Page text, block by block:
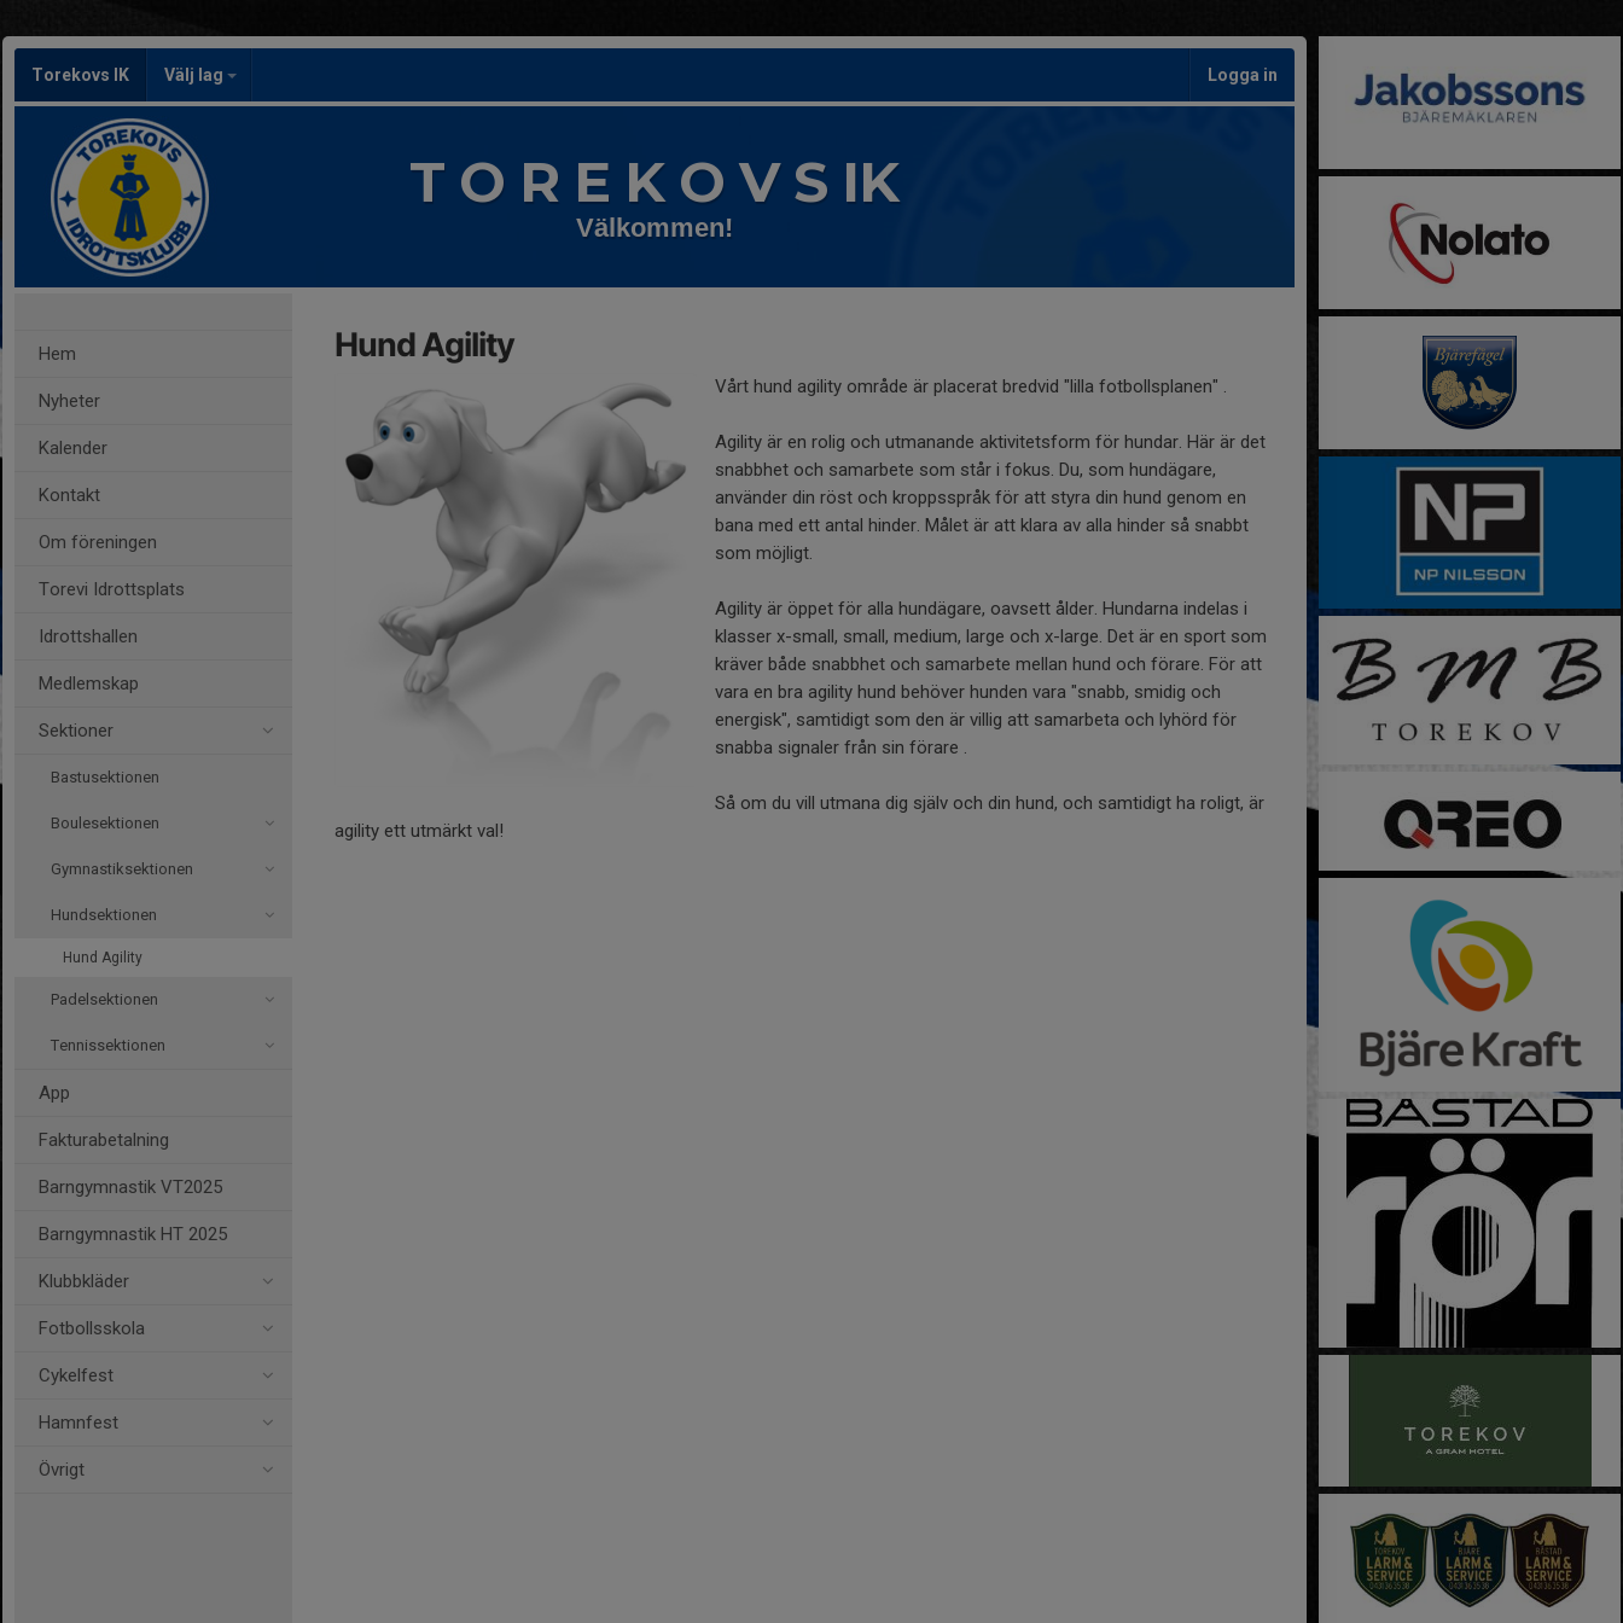
Torekovs IK Välj lag Logga in
T O R E K O V S IK
Välkommen!
Hem
Nyheter
Kalender
Kontakt
Om föreningen
Torevi Idrottsplats
Idrottshallen
Medlemskap
Sektioner
Bastusektionen
Boulesektionen
Gymnastiksektionen
Hundsektionen
Hund Agility
Padelsektionen
Tennissektionen
App
Fakturabetalning
Barngymnastik VT2025
Barngymnastik HT 2025
Klubbkläder
Fotbollsskola
Cykelfest
Hamnfest
Övrigt
Hund Agility
Vårt hund agility område är placerat bredvid "lilla fotbollsplanen" .
Agility är en rolig och utmanande aktivitetsform för hundar. Här är det
snabbhet och samarbete som står i fokus. Du, som hundägare,
använder din röst och kroppsspråk för att styra din hund genom en
bana med ett antal hinder. Målet är att klara av alla hinder så snabbt
som möjligt.
Agility är öppet för alla hundägare, oavsett ålder. Hundarna indelas i
klasser x-small, small, medium, large och x-large. Det är en sport som
kräver både snabbhet och samarbete mellan hund och förare. För att
vara en bra agility hund behöver hunden vara "snabb, smidig och
energisk", samtidigt som den är villig att samarbeta och lyhörd för
snabba signaler från sin förare .
Så om du vill utmana dig själv och din hund, och samtidigt ha roligt, är
agility ett utmärkt val!